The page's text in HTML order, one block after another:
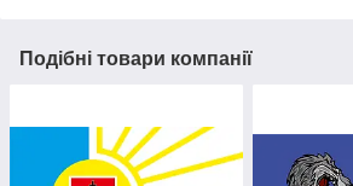
Подібні товари компанії